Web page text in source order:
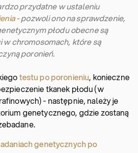
przydatne w ustaleniu
- pozwoli ono na sprawdzenie,
płodu obecne są
w chromosomach, które są
poronień.
testu po poronieniu, konieczne
tkanek płodu (w
- następnie, należy je
genetycznego, gdzie zostaną
genetycznych po